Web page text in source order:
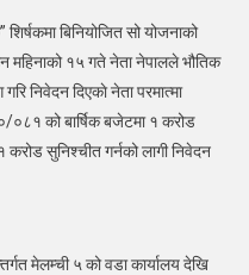
ठेक्का
आव्हान
शिर्षकमा बिनियोजित सो योजनाको
महिनाको १५ गते नेता नेपालले भौतिक
निवेदन दिएकाे नेता परमात्मा
०८१ को बार्षिक बजेटमा १ करोड
सुनिश्चीत गर्नको लागी निवेदन
मेलम्ची ५ को वडा कार्यालय देखि